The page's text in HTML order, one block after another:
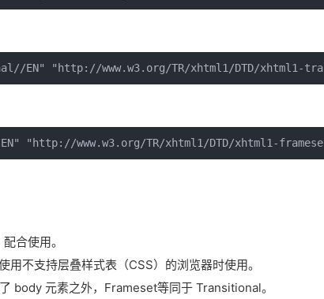
EN" "http://www.w3.org/TR/xhtml1/DTD/xhtml1-
EN" "http://www.w3.org/TR/xhtml1/DTD/xhtml1-
合使用。
不支持层叠样式表（CSS）的浏览器时使用。
body 元素之外，Frameset等同于 Transitional。